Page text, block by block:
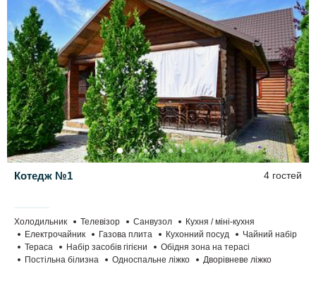
Котедж №1 4 гостей
Холодильник Телевізор Санвузол
Кухня / міні-кухня
Електрочайник
Газова плита Кухонний посуд
Чайний набір
Тераса
Набір засобів гігієни
Обідня зона на терасі
Постільна білизна
Односпальне ліжко Дворівневе ліжко